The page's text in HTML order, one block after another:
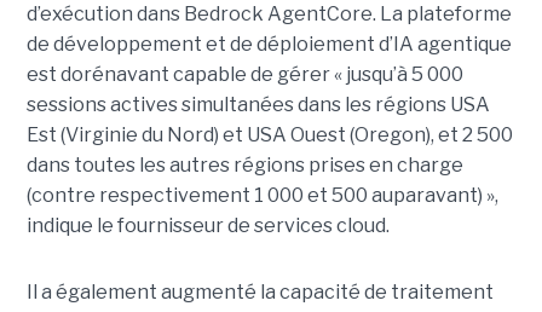
d’exécution dans Bedrock AgentCore. La plateforme
de développement et de déploiement d’IA agentique
est dorénavant capable de gérer « jusqu’à 5 000
sessions actives simultanées dans les régions USA
Est (Virginie du Nord) et USA Ouest (Oregon), et 2 500
dans toutes les autres régions prises en charge
(contre respectivement 1 000 et 500 auparavant) »,
indique le fournisseur de services cloud.
Il a également augmenté la capacité de traitement